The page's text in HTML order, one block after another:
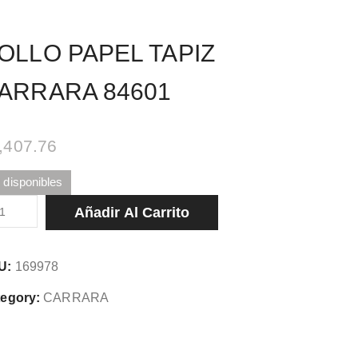
PAPEL TAPIZ
84601
disponibles
Añadir Al Carrito
169978
CARRARA